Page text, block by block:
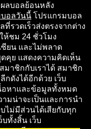
ลบอลย้อนหลัง
อลวันนี้ โปรแกรมบอล
รวดเร็วส่งตรงจากต่าง
ห้ชม 24 ชั่วโมง
ยน และไม่พลาด
คุย แสดงความคิดเห็น
มาชิกกับเราได้ สมาชิก
ดังได้อีกด้วย เว็บ
อหาและข้อมูลทั้งหมด
ามน่าจะเป็นและการนำ
ไม่มีส่วนได้เสียกับทุก
ทั้งสิ้น เว็บ